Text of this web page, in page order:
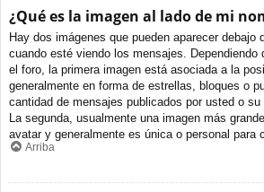
¿Qué es la imagen al lado de mi
Hay dos imágenes que pueden aparecer debajo
cuando esté viendo los mensajes. Dependiendo
el foro, la primera imagen está asociada a la
generalmente en forma de estrellas, bloques o
cantidad de mensajes publicados por usted o
La segunda, usualmente una imagen más
avatar y generalmente es única o personal para
Arriba